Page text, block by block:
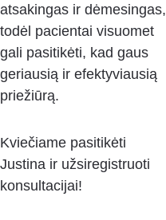
atsakingas ir dėmesingas,
todėl pacientai visuomet
gali pasitikėti, kad gaus
geriausią ir efektyviausią
priežiūrą.
Kviečiame pasitikėti
Justina ir užsiregistruoti
konsultacijai!